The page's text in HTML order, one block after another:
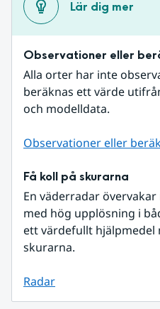
Lär dig mer
Observationer eller
Alla orter har inte
beräknas ett värde
och modelldata.
Observationer eller
Få koll på skurarna
En väderradar
med hög upplösning i
ett värdefullt hjälpmedel
skurarna.
Radar